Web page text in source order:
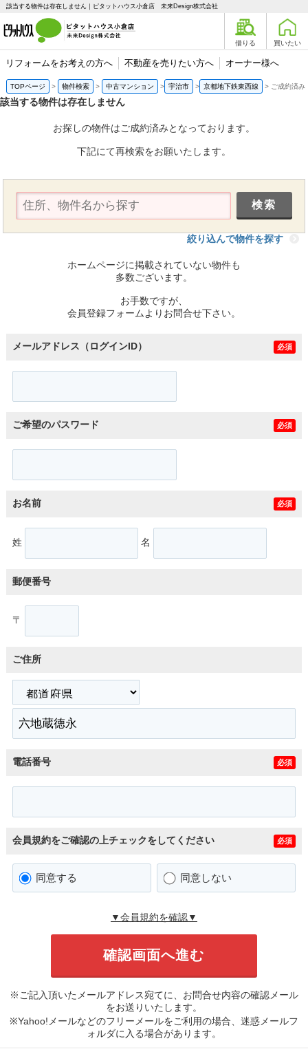
該当する物件は存在しません｜ピタットハウス小倉店 未来Design株式会社
借りる 買いたい
リフォームをお考えの方へ 不動産を売りたい方へ オーナー様へ
TOPページ 物件検索 中古マンション 宇治市 京都地下鉄東西線 ご成約済み
該当する物件は存在しません
お探しの物件はご成約済みとなっております。
下記にて再検索をお願いたします。
絞り込んで物件を探す
ホームページに掲載されていない物件も
多数ございます。
お手数ですが、
会員登録フォームよりお問合せ下さい。
メールアドレス（ログインID） 必須
ご希望のパスワード 必須
お名前 必須
姓 名
郵便番号
〒
ご住所
電話番号 必須
会員規約をご確認の上チェックをしてください 必須
同意する 同意しない
▼会員規約を確認▼
※ご記入頂いたメールアドレス宛てに、お問合せ内容の確認メール
をお送りいたします。
※Yahoo!メールなどのフリーメールをご利用の場合、迷惑メールフ
ォルダに入る場合があります。